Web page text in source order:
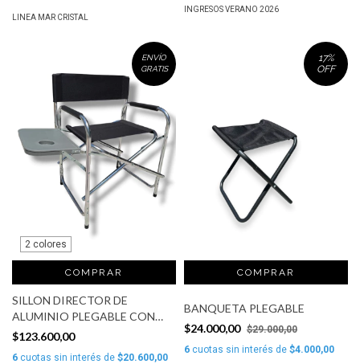
LINEA MAR CRISTAL
INGRESOS VERANO 2026
ENVÍO
GRATIS
2 colores
COMPRAR
SILLON DIRECTOR DE
ALUMINIO PLEGABLE CON
BANDEJA MAR CRISTAL
$123.600,00
6 cuotas sin interés de $20.600,00
17%
OFF
BANQUETA PLEGABLE
$24.000,00 $29.000,00
6 cuotas sin interés de $4.000,00